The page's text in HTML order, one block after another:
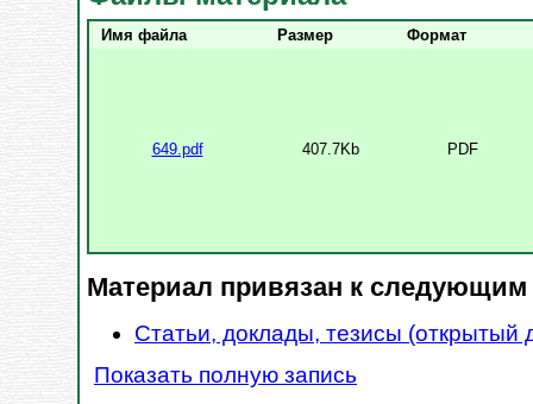
Имя файла Размер Формат
649.pdf 407.7Kb PDF
Материал привязан к следующим
Статьи, доклады, тезисы (открытый
Показать полную запись